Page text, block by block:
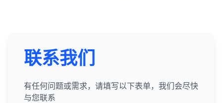
联系我们
有任何问题或需求，请填写以下表单，我们会尽快
与您联系